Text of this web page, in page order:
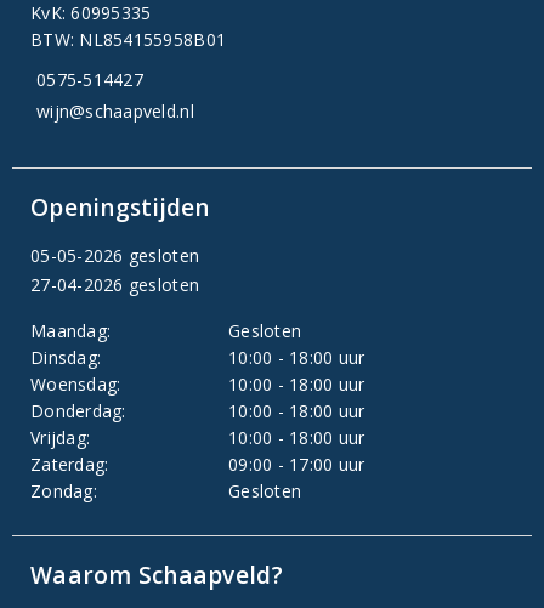
KvK: 60995335
BTW: NL854155958B01
0575-514427
wijn@schaapveld.nl
Openingstijden
05-05-2026 gesloten
27-04-2026 gesloten
Maandag:
Gesloten
Dinsdag:
10:00 - 18:00 uur
Woensdag:
10:00 - 18:00 uur
Donderdag:
10:00 - 18:00 uur
Vrijdag:
10:00 - 18:00 uur
Zaterdag:
09:00 - 17:00 uur
Zondag:
Gesloten
Waarom Schaapveld?